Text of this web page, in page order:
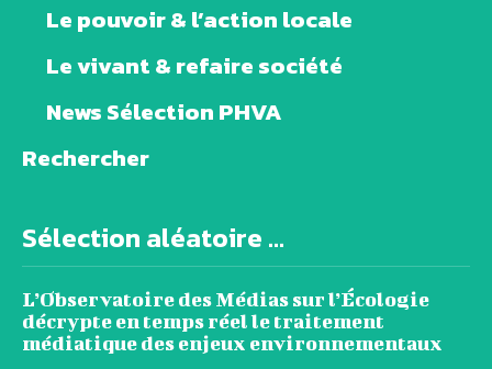
Le pouvoir & l’action locale
Le vivant & refaire société
News Sélection PHVA
Rechercher
Sélection aléatoire ...
L’Observatoire des Médias sur l’Écologie
décrypte en temps réel le traitement
médiatique des enjeux environnementaux